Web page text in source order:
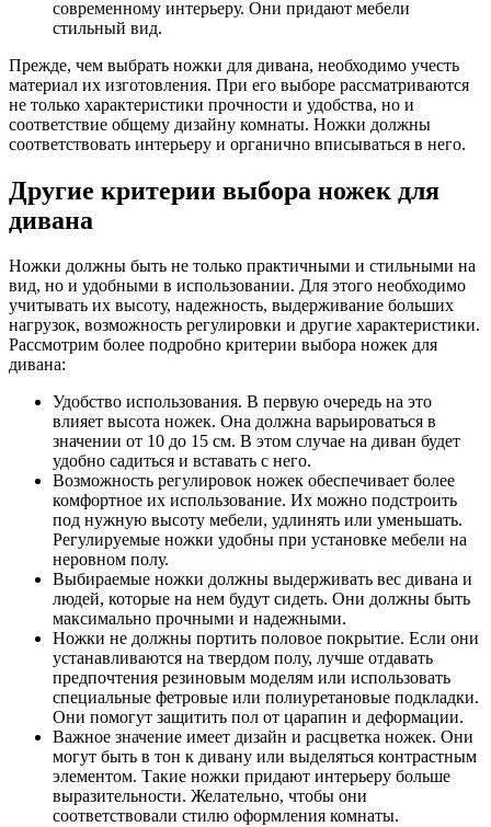
современному интерьеру. Они придают мебели
стильный вид.
Прежде, чем выбрать ножки для дивана, необходимо учесть
материал их изготовления. При его выборе рассматриваются
не только характеристики прочности и удобства, но и
соответствие общему дизайну комнаты. Ножки должны
соответствовать интерьеру и органично вписываться в него.
Другие критерии выбора ножек для
дивана
Ножки должны быть не только практичными и стильными на
вид, но и удобными в использовании. Для этого необходимо
учитывать их высоту, надежность, выдерживание больших
нагрузок, возможность регулировки и другие характеристики.
Рассмотрим более подробно критерии выбора ножек для
дивана:
Удобство использования. В первую очередь на это
влияет высота ножек. Она должна варьироваться в
значении от 10 до 15 см. В этом случае на диван будет
удобно садиться и вставать с него.
Возможность регулировок ножек обеспечивает более
комфортное их использование. Их можно подстроить
под нужную высоту мебели, удлинять или уменьшать.
Регулируемые ножки удобны при установке мебели на
неровном полу.
Выбираемые ножки должны выдерживать вес дивана и
людей, которые на нем будут сидеть. Они должны быть
максимально прочными и надежными.
Ножки не должны портить половое покрытие. Если они
устанавливаются на твердом полу, лучше отдавать
предпочтения резиновым моделям или использовать
специальные фетровые или полиуретановые подкладки.
Они помогут защитить пол от царапин и деформации.
Важное значение имеет дизайн и расцветка ножек. Они
могут быть в тон к дивану или выделяться контрастным
элементом. Такие ножки придают интерьеру больше
выразительности. Желательно, чтобы они
соответствовали стилю оформления комнаты.